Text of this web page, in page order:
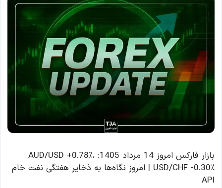
بازار فارکس امروز 14 مرداد 1405: AUD/USD +0.78٪،
USD/CHF -0.30٪ | امروز نگاه‌ها به ذخایر هفتگی نفت خام
API